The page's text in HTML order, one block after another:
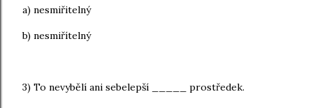
a) nesmiřitelný
b) nesmiřítelný
3) To nevybělí ani sebelepší _____ prostředek.